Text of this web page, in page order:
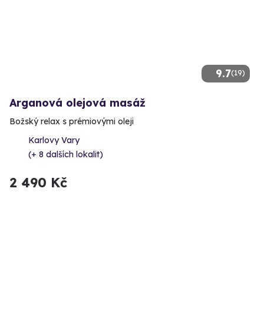
9.7(19)
Arganová olejová masáž
Božský relax s prémiovými oleji
Karlovy Vary
(+ 8 dalších lokalit)
2 490 Kč